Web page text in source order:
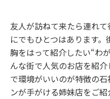
友人が訪ねて来たら連れ
にでもひとつはあります。
胸をはって紹介したい“わ
んな街で人気のお店を紹
で環境がいいのが特徴の
ンが手がける姉妹店をご紹